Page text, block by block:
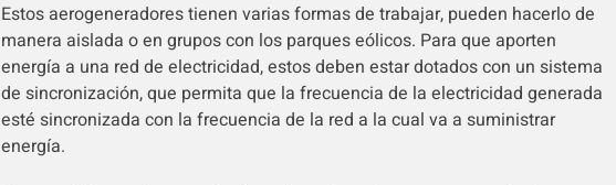
Estos aerogeneradores tienen varias formas de trabajar, pueden hacerlo de
manera aislada o en grupos con los parques eólicos. Para que aporten
energía a una red de electricidad, estos deben estar dotados con un sistema
de sincronización, que permita que la frecuencia de la electricidad generada
esté sincronizada con la frecuencia de la red a la cual va a suministrar
energía.